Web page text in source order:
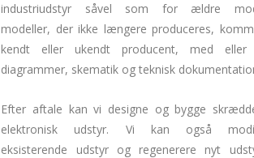
industriudstyr såvel som for ældre
modeller, der ikke længere produceres,
kendt eller ukendt producent, med eller
diagrammer, skematik og teknisk
Efter aftale kan vi designe og bygge
elektronisk udstyr. Vi kan også
eksisterende udstyr og regenerere nyt